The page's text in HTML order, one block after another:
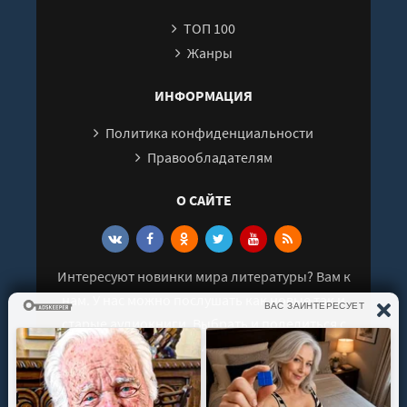
Глава 25. Наказание
ТОП 100
Жанры
ИНФОРМАЦИЯ
Политика конфиденциальности
Правообладателям
О САЙТЕ
Интересуют новинки мира литературы? Вам к
нам. У нас можно послушать как новые так и
старые аудиокниги. Выбрать и поделиться с
друзьями лучшими аудиокнигами!